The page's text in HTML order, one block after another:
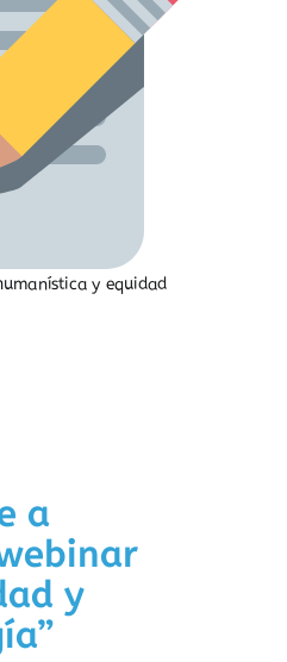
y equidad
a
y